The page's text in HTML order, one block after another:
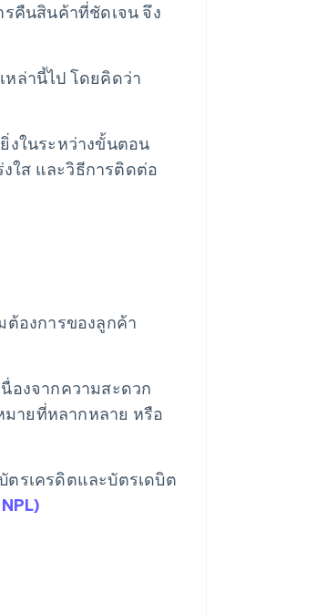
รคืนสินค้าที่ชัดเจน จึง
หล่านี้ไป โดยคิดว่า
งในระหว่างขั้นตอน
ใส และวิธีการติดต่อ
ต้องการของลูกค้า
องจากความสะดวก
ายที่หลากหลาย หรือ
ตรเครดิตและบัตรเดบิต